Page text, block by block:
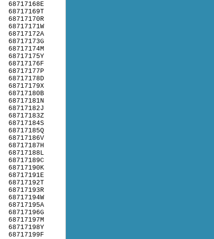
68717168E
68717169T
68717170R
68717171W
68717172A
68717173G
68717174M
68717175Y
68717176F
68717177P
68717178D
68717179X
68717180B
68717181N
68717182J
68717183Z
68717184S
68717185Q
68717186V
68717187H
68717188L
68717189C
68717190K
68717191E
68717192T
68717193R
68717194W
68717195A
68717196G
68717197M
68717198Y
68717199F